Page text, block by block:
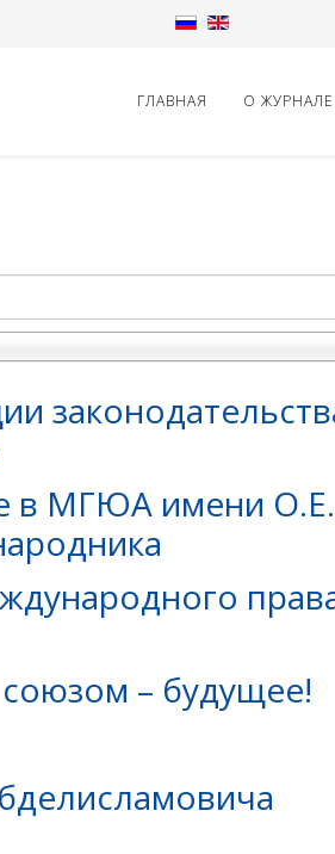
ГЛАВНАЯ О ЖУРНАЛЕ
в МГЮА имени
– будущее!